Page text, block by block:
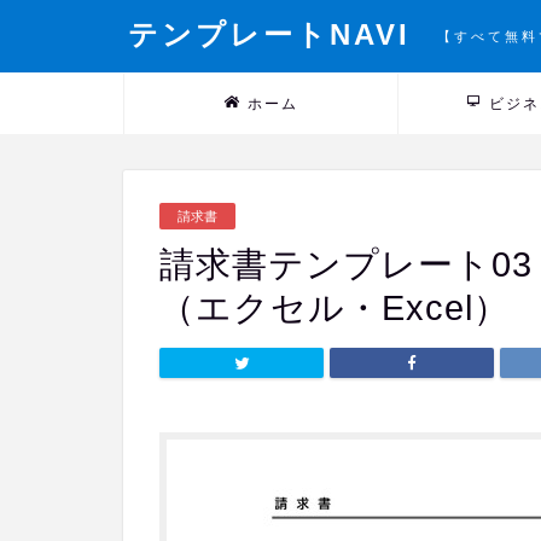
テンプレートNAVI 【すべて無
ホーム ビジ
請求書
請求書テンプレート
（エクセル・Excel）